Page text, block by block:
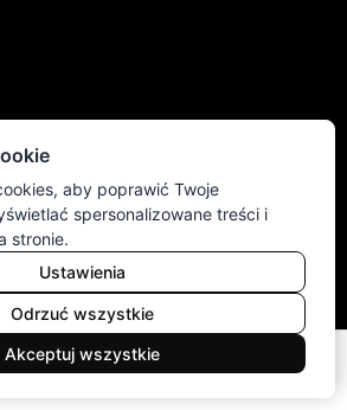
aby poprawić Twoje
spersonalizowane treści i
stronie.
Ustawienia
Odrzuć wszystkie
Akceptuj wszystkie